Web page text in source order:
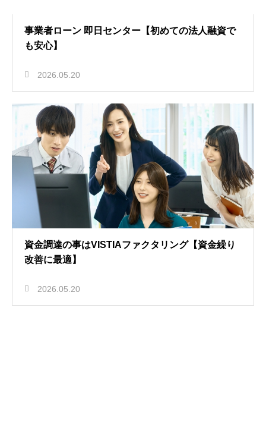
事業者ローン 即日センター【初めての法人融資で
も安心】
2026.05.20
資金調達の事はVISTIAファクタリング【資金繰り
改善に最適】
2026.05.20